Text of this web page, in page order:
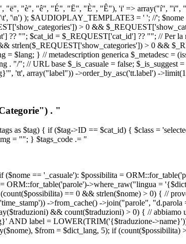
"ë", "è", "ê", "É", "Ë", "È", "Ê"), 'i' => array("í",
'\n') ); $AUDIOPLAY_TEMPLATE3 = ' '; //';
> 0 &&
?? ""; $cat_id = $_REQUEST['cat_id'] ?? ""; // Per la
strlen($_REQUEST['show_categories']) > 0 &&
= $lang; } // metadescription generica $_metadesc
"; // URL base $_is_casuale = false; $_is_suggest
'tt', array("label")) ->order_by_asc('tt.label') -
. "
as $tag) { if ($tag->ID == $cat_id) { $class =
= ""; } $tags_code .= "
== '_casuale'): $possibilita =
= ORM::for_table('parole')->where_raw("lingua =
== 0 && strlen($nome) > 0) { //
->from_cache() ->join("parole",
&& count($traduzioni) > 0) { // abbiamo
AND label = LOWER(TRIM('{$traduzione-
$from = $dict_lang, 5); if